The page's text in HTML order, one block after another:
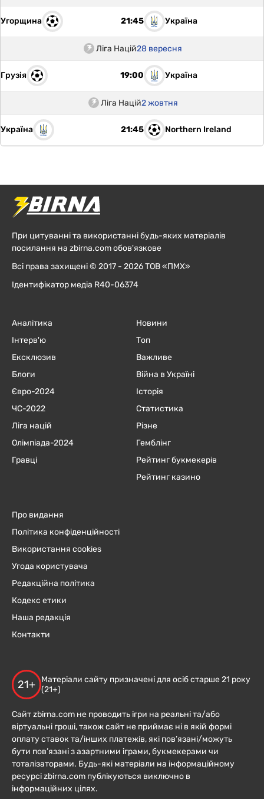
Угорщина 21:45 Україна
Ліга Націй28 вересня
Грузія 19:00 Україна
Ліга Націй2 жовтня
Україна 21:45 Northern Ireland
При цитуванні та використанні будь-яких матеріалів
посилання на zbirna.com обов'язкове
Всі права захищені © 2017 - 2026 ТОВ «ПМХ»
Ідентифікатор медіа R40-06374
Аналітика
Інтерв'ю
Ексклюзив
Блоги
Євро-2024
ЧC-2022
Ліга націй
Олімпіада-2024
Гравці
Новини
Топ
Важливе
Війна в Україні
Історія
Статистика
Різне
Гемблінг
Рейтинг букмекерів
Рейтинг казино
Про видання
Політика конфіденційності
Використання cookies
Угода користувача
Редакційна політика
Кодекс етики
Наша редакція
Контакти
21+
Матеріали сайту призначені для осіб старше 21 року
(21+)
Сайт zbirna.com не проводить ігри на реальні та/або
віртуальні гроші, також сайт не приймає ні в якій формі
оплату ставок та/інших платежів, які пов’язані/можуть
бути пов’язані з азартними іграми, букмекерами чи
тоталізаторами. Будь-які матеріали на інформаційному
ресурсі zbirna.com публікуються виключно в
інформаційних цілях.